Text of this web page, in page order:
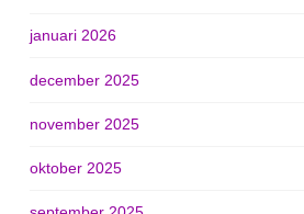
januari 2026
december 2025
november 2025
oktober 2025